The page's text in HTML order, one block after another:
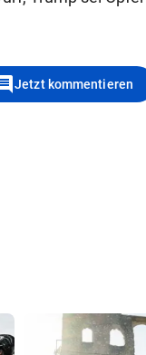
Jetzt kommentieren